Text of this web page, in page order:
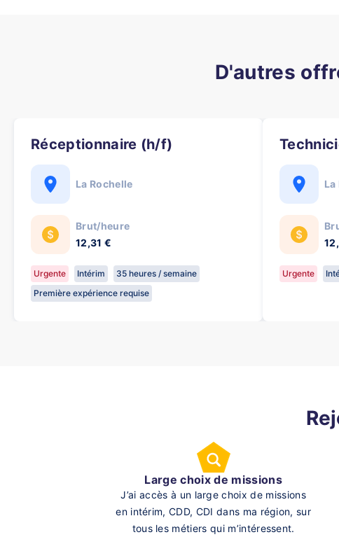
D'autres
Réceptionnaire (h/f)
La Rochelle
Brut/heure
12,31 €
Urgente Intérim
35 heures / semaine
Première expérience requise
La
Urgente
Large choix de missions
J’ai accès à un large choix de missions
en intérim, CDD, CDI dans ma région, sur
tous les métiers qui m’intéressent.